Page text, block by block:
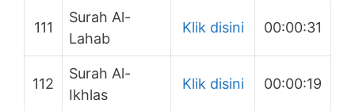
111
Surah Al-
Lahab
Klik disini 00:00:31
112
Surah Al-
Ikhlas
Klik disini 00:00:19